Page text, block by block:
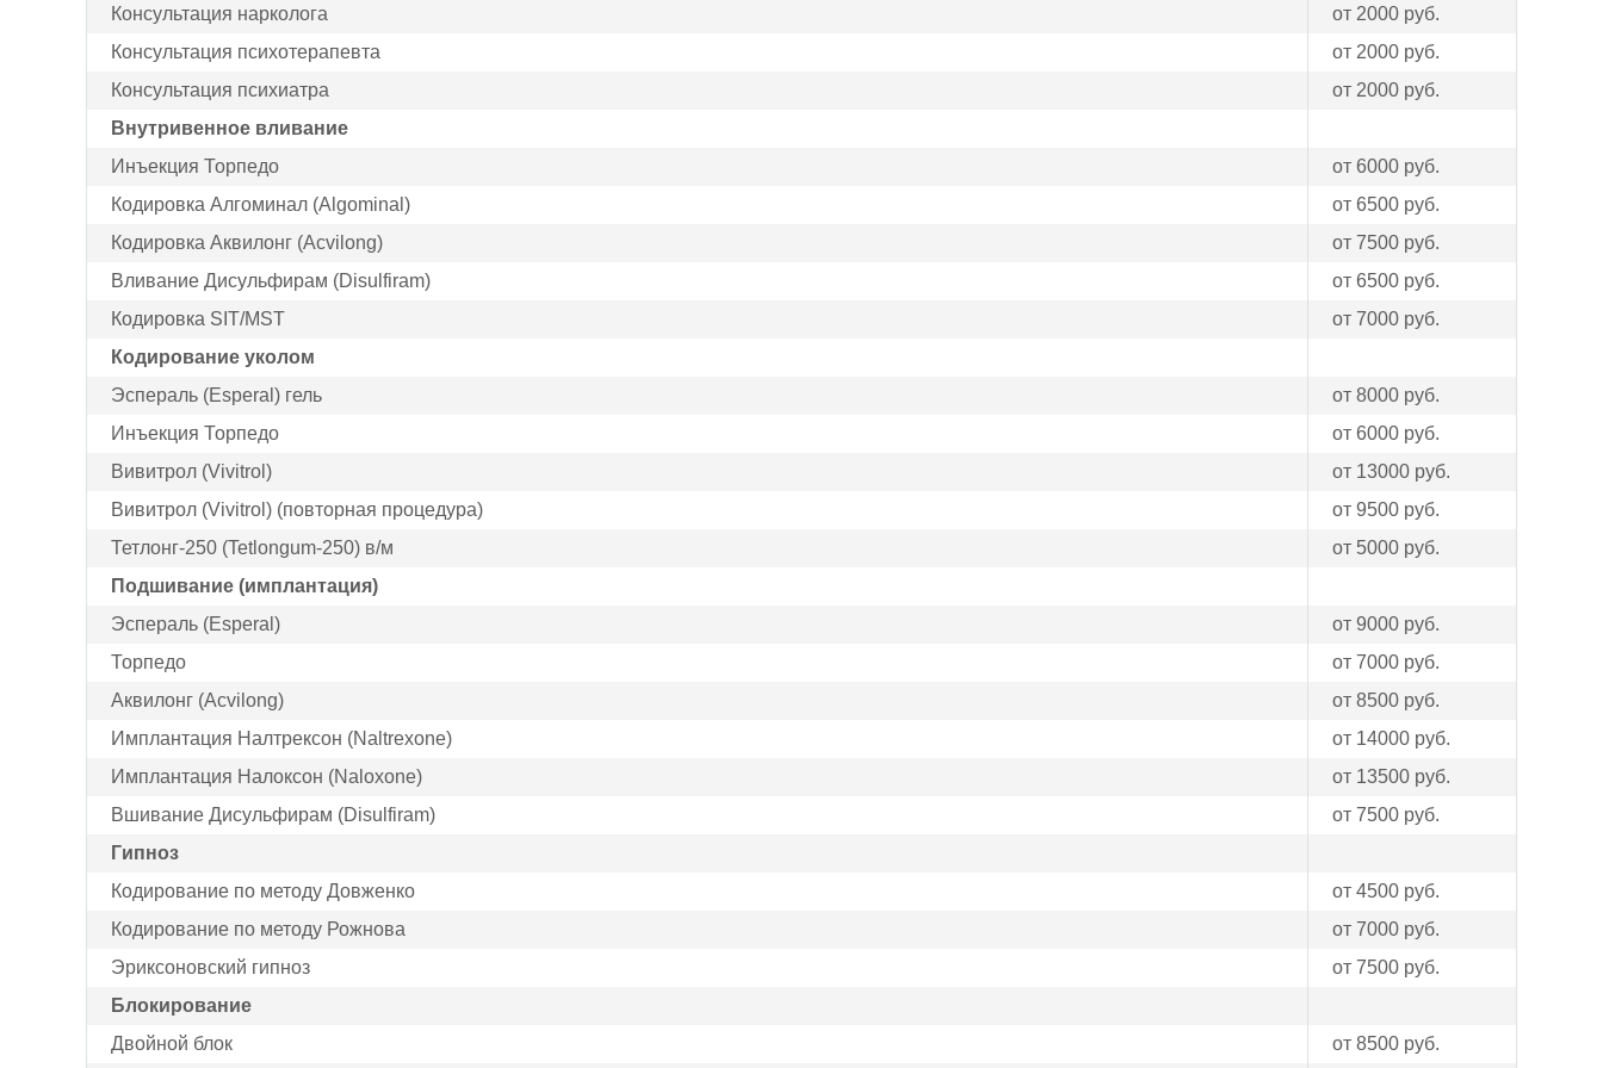
Консультация нарколога
от 2000 руб.
Консультация психотерапевта
от 2000 руб.
Консультация психиатра
от 2000 руб.
Внутривенное вливание
Инъекция Торпедо
от 6000 руб.
Кодировка Алгоминал (Algominal)
от 6500 руб.
Кодировка Аквилонг (Acvilong)
от 7500 руб.
Вливание Дисульфирам (Disulfiram)
от 6500 руб.
Кодировка SIT/MST
от 7000 руб.
Кодирование уколом
Эспераль (Esperal) гель
от 8000 руб.
Инъекция Торпедо
от 6000 руб.
Вивитрол (Vivitrol)
от 13000 руб.
Вивитрол (Vivitrol) (повторная процедура)
от 9500 руб.
Тетлонг-250 (Tetlongum-250) в/м
от 5000 руб.
Подшивание (имплантация)
Эспераль (Esperal)
от 9000 руб.
Торпедо
от 7000 руб.
Аквилонг (Acvilong)
от 8500 руб.
Имплантация Налтрексон (Naltrexone)
от 14000 руб.
Имплантация Налоксон (Naloxone)
от 13500 руб.
Вшивание Дисульфирам (Disulfiram)
от 7500 руб.
Гипноз
Кодирование по методу Довженко
от 4500 руб.
Кодирование по методу Рожнова
от 7000 руб.
Эриксоновский гипноз
от 7500 руб.
Блокирование
Двойной блок
от 8500 руб.